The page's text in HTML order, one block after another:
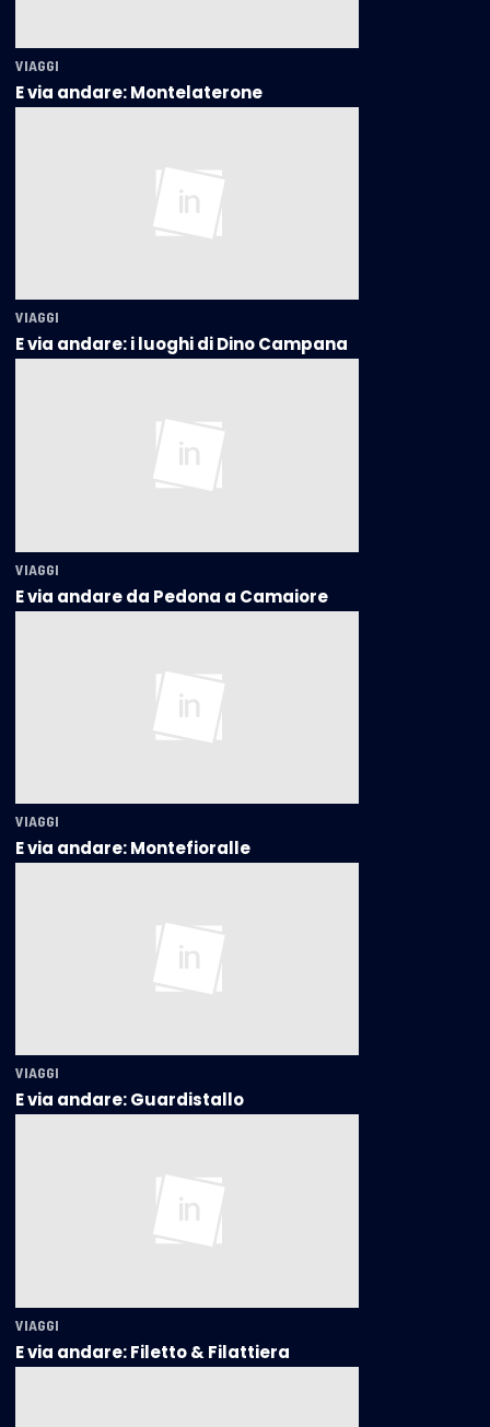
VIAGGI
E via andare: Montelaterone
VIAGGI
E via andare: i luoghi di Dino Campana
VIAGGI
E via andare da Pedona a Camaiore
VIAGGI
E via andare: Montefioralle
VIAGGI
E via andare: Guardistallo
VIAGGI
E via andare: Filetto & Filattiera